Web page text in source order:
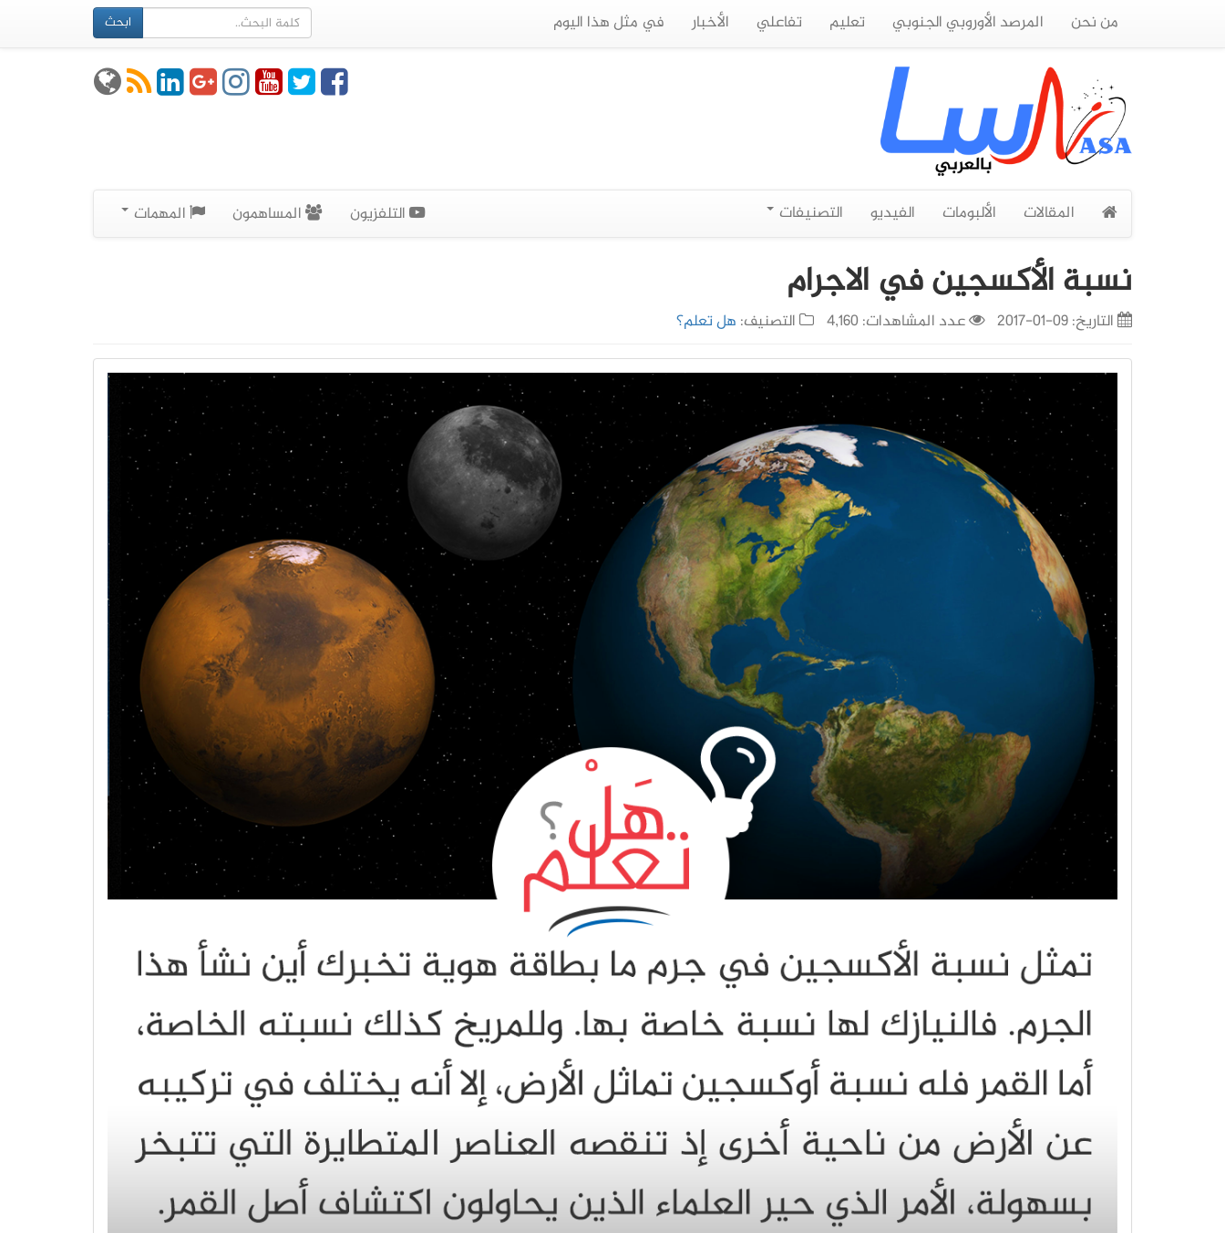
من نحن المرصد الأوروبي الجنوبي تعليم تفاعلي الأخبار في مثل هذا اليوم ابحث
المقالات الألبومات الفيديو التصنيفات التلفزيون المساهمون المهمات
نسبة الأكسجين في الاجرام
التاريخ:09-01-2017 عدد المشاهدات: 4,160 التصنيف: هل تعلم؟